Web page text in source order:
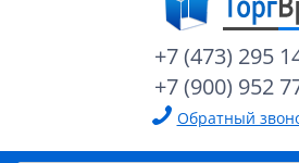
+7 (473) 295
+7 (900) 952
Обратный